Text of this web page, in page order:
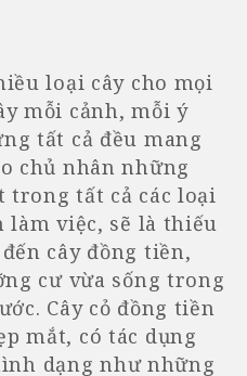
loại cây cho mọi
mỗi cảnh, mỗi ý
tất cả đều mang
chủ nhân những
trong tất cả các loại
làm việc, sẽ là thiếu
cây đồng tiền,
cư vừa sống trong
Cây cỏ đồng tiền
mắt, có tác dụng
dạng như những